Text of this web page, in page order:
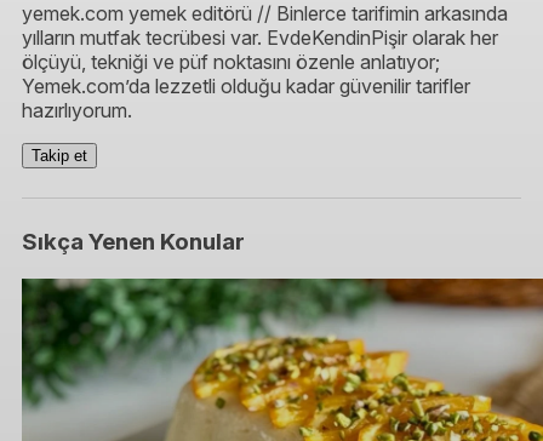
yemek.com yemek editörü // Binlerce tarifimin arkasında
yılların mutfak tecrübesi var. EvdeKendinPişir olarak her
ölçüyü, tekniği ve püf noktasını özenle anlatıyor;
Yemek.com’da lezzetli olduğu kadar güvenilir tarifler
hazırlıyorum.
Takip et
Sıkça Yenen Konular